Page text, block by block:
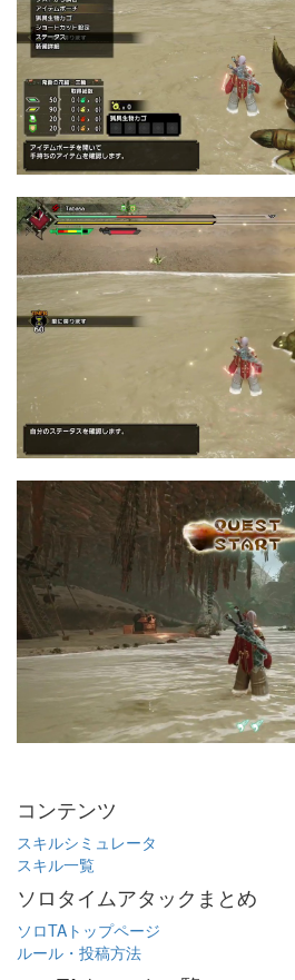
コンテンツ
スキルシミュレータ
スキル一覧
ソロタイムアタックまとめ
ソロTAトップページ
ルール・投稿方法